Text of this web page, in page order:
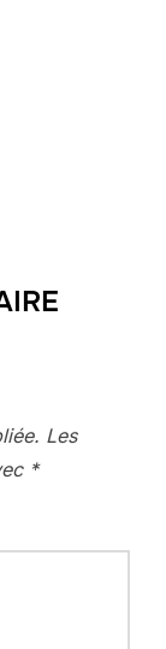
Les
*